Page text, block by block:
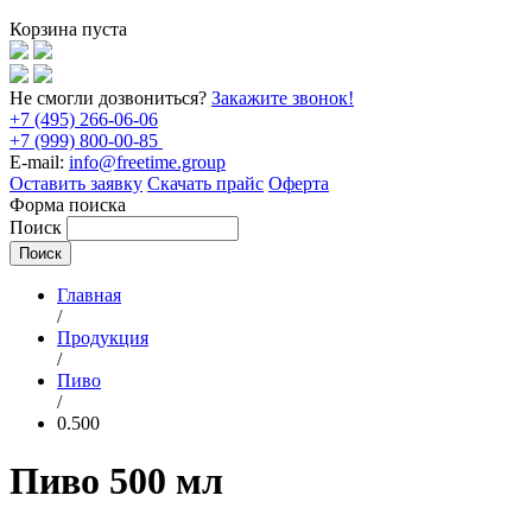
Корзина пуста
Не смогли дозвониться? Закажите звонок!
+7 (495) 266-06-06
+7 (999) 800-00-85
E-mail: info@freetime.group
Оставить заявку Скачать прайс Оферта
Форма поиска
Поиск
Главная
/
Продукция
/
Пиво
/
0.500
Пиво 500 мл